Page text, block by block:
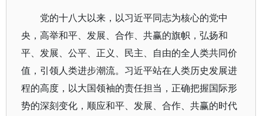
党的十八大以来，以习近平同志为核心的党中
央，高举和平、发展、合作、共赢的旗帜，弘扬和
平、发展、公平、正义、民主、自由的全人类共同价
值，引领人类进步潮流。习近平站在人类历史发展进
程的高度，以大国领袖的责任担当，正确把握国际形
势的深刻变化，顺应和平、发展、合作、共赢的时代